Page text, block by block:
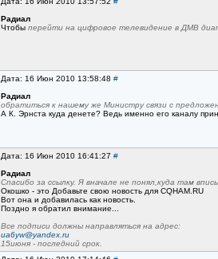
Радиал
Чтобы перейти на цифровое телевидение в ДМВ
Дата: 16 Июн 2010 13:58:48 #
Радиал
обратиться к нашему же Министру связи с
А К. Эрнста куда денете? Ведь именно его каналу
Дата: 16 Июн 2010 16:41:27 #
Радиал
Спасибо за ссылку. Я вначале не понял,куда там
Окошко - это Добавьте свою новость для CQHAM.RU
Вот она и добавилась как новость.
Поздно я обратил внимание...
Все подписи должны направляться на адрес:
ua6yw@yandex.ru
15июня - последний срок.